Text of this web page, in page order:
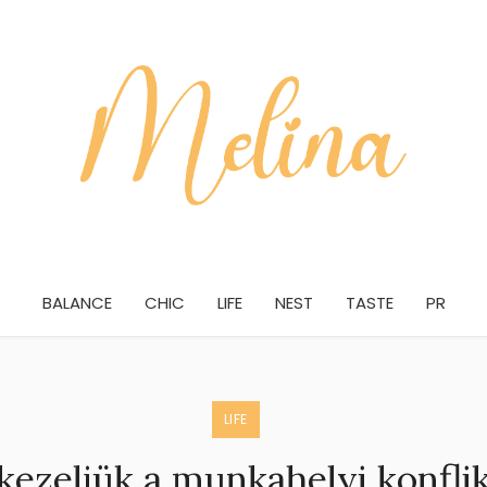
BALANCE CHIC LIFE NEST TASTE PR
LIFE